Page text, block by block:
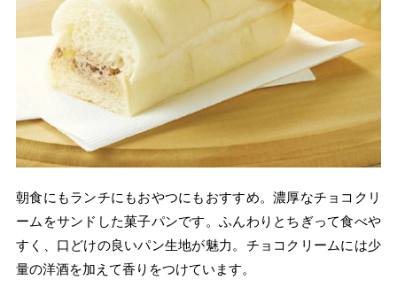
朝食にもランチにもおやつにもおすすめ。濃厚なチョコクリ
ームをサンドした菓子パンです。ふんわりとちぎって食べや
すく、口どけの良いパン生地が魅力。チョコクリームには少
量の洋酒を加えて香りをつけています。